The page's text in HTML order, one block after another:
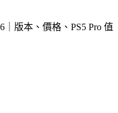
｜版本、價格、PS5 Pro 值